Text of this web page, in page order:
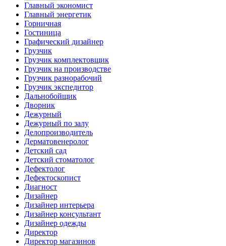
Главный экономист
Главный энергетик
Горничная
Гостиница
Графический дизайнер
Грузчик
Грузчик комплектовщик
Грузчик на производстве
Грузчик разнорабочий
Грузчик экспедитор
Дальнобойщик
Дворник
Дежурный
Дежурный по залу
Делопроизводитель
Дерматовенеролог
Детский сад
Детский стоматолог
Дефектолог
Дефектоскопист
Диагност
Дизайнер
Дизайнер интерьера
Дизайнер консультант
Дизайнер одежды
Директор
Директор магазинов